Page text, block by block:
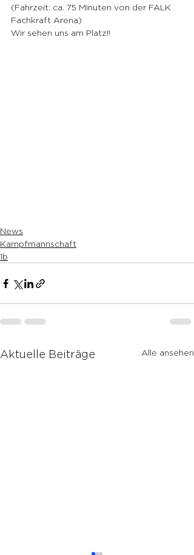
(Fahrzeit: ca. 75 Minuten von der FALK
Fachkraft Arena)
Wir sehen uns am Platz!!
News
Kampfmannschaft
1b
Aktuelle Beiträge Alle ansehen